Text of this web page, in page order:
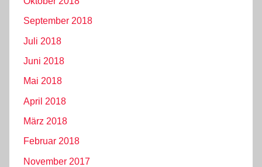
September 2018
Juli 2018
Juni 2018
Mai 2018
April 2018
März 2018
Februar 2018
November 2017